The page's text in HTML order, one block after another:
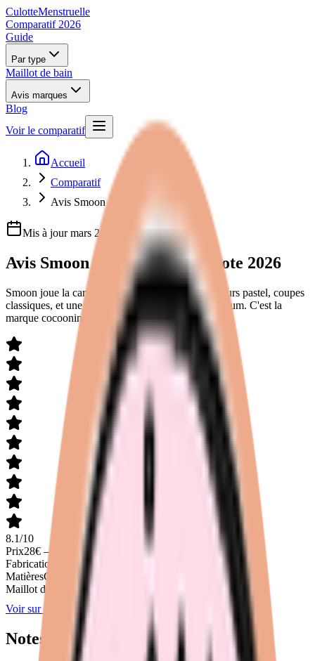
CulotteMenstruelle
Comparatif 2026
Guide
Par type
Maillot de bain
Avis marques
Blog
Voir le comparatif
Accueil
Comparatif
Avis Smoon
Mis à jour mars 2026
Avis Smoon: test complet et note 2026
Smoon joue la carte du doux et du mignon. Couleurs pastel, coupes
classiques, et une attention particulière au post-partum. C'est la
marque cocooning par excellence.
8.1/10
Prix28€ —
Fabrication
Portugal
MatièresCoton bio, Microfibre
Maillot de bain
Voir surSmoon
Notes détaillées